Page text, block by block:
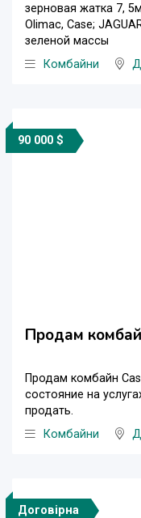
зерновая жатка 7,
Olimac, Case;
зеленой массы
Комбайни
90 000 $
Продам
Продам комбайн
состояние на
продать.
Комбайни
Договірна